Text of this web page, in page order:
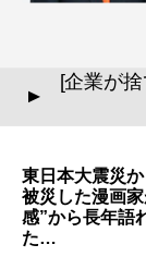
▲
[企業が
東日本大震災か
被災した漫画
感”から長年語
た…